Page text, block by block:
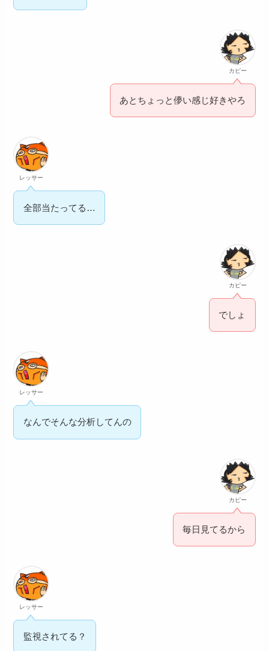
カピー
あとちょっと儚い感じ好きやろ
レッサー
全部当たってる…
カピー
でしょ
レッサー
なんでそんな分析してんの
カピー
毎日見てるから
レッサー
監視されてる？